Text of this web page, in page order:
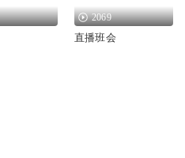
2069
直播班会